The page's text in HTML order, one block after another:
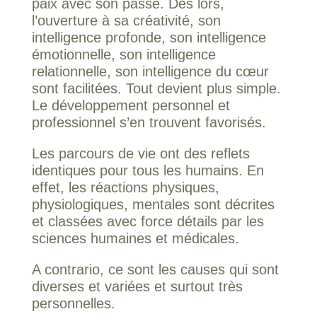
paix avec son passé. Dès lors,
l’ouverture à sa créativité, son
intelligence profonde, son intelligence
émotionnelle, son intelligence
relationnelle, son intelligence du cœur
sont facilitées. Tout devient plus simple.
Le développement personnel et
professionnel s’en trouvent favorisés.
Les parcours de vie ont des reflets
identiques pour tous les humains. En
effet, les réactions physiques,
physiologiques, mentales sont décrites
et classées avec force détails par les
sciences humaines et médicales.
A contrario, ce sont les causes qui sont
diverses et variées et surtout très
personnelles.